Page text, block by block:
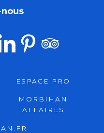
ESPACE PRO
MORBIHAN
AFFAIRES